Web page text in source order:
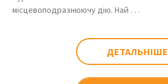
місцевоподразнюючу дію. Най . . .
ДЕТАЛЬНІШЕ